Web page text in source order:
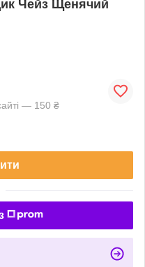
Чейз Щенячий
— 150 ₴